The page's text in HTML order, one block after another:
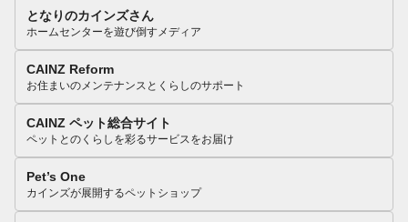
となりのカインズさん
ホームセンターを遊び倒すメディア
CAINZ Reform
お住まいのメンテナンスとくらしのサポート
CAINZ ペット総合サイト
ペットとのくらしを彩るサービスをお届け
Pet’s One
カインズが展開するペットショップ